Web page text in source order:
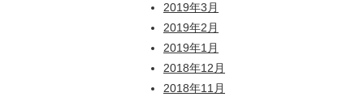
2019年3月
2019年2月
2019年1月
2018年12月
2018年11月